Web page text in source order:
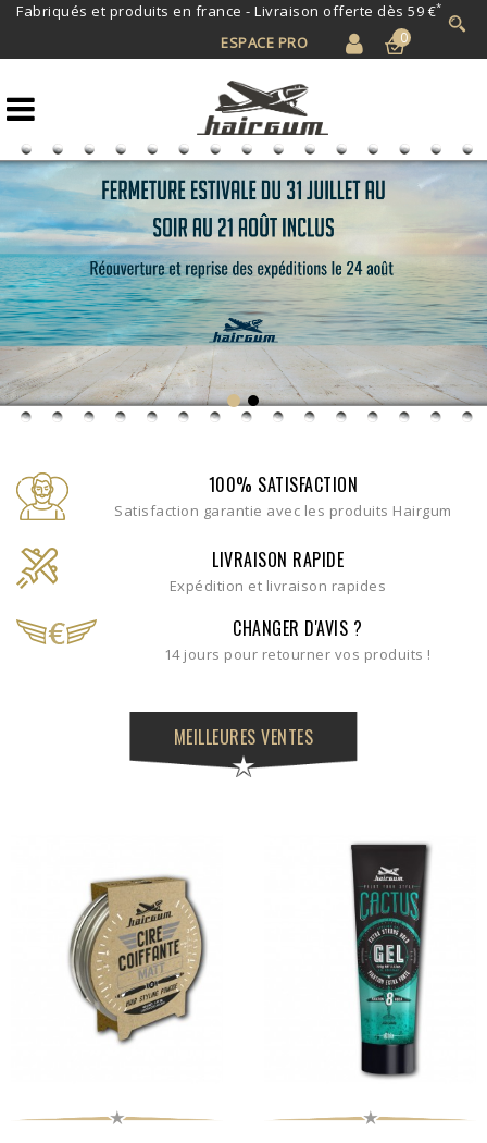
Fabriqués et produits en france - Livraison offerte dès 59 €*
0
ESPACE PRO
100% SATISFACTION
Satisfaction garantie avec les produits Hairgum
LIVRAISON RAPIDE
Expédition et livraison rapides
CHANGER D'AVIS ?
14 jours pour retourner vos produits !
MEILLEURES VENTES